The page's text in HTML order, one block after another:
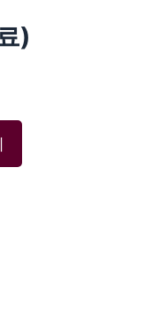
)